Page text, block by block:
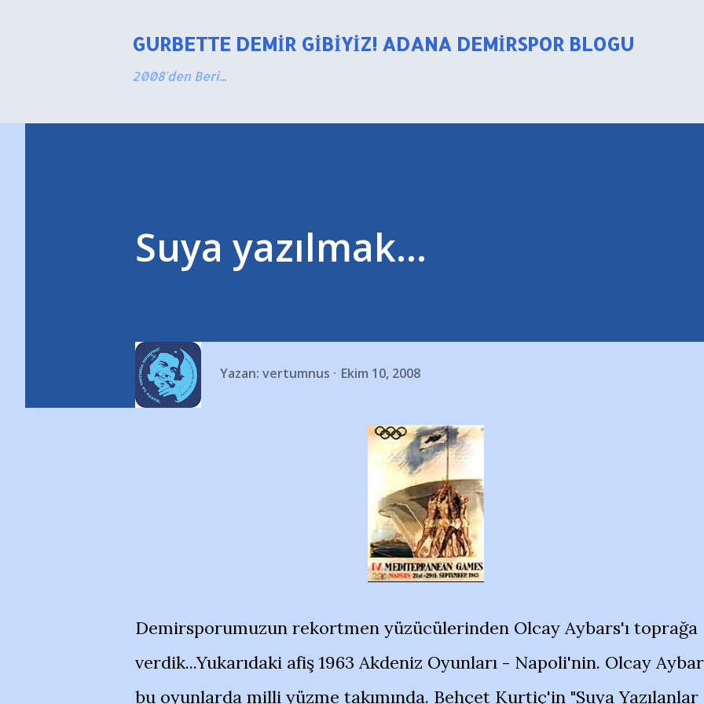
GURBETTE DEMIR GIBIYIZ! ADANA DEMIRSPOR BLOGU
2008'den Beri...
Suya yazılmak...
Yazan: vertumnus Ekim 10, 2008
Demirsporumuzun rekortmen yüzücülerinden Olcay Aybars'ı toprağa
verdik...Yukarıdaki afiş 1963 Akdeniz Oyunları - Napoli'nin. Olcay
bu oyunlarda milli yüzme takımında. Behçet Kurtiç'in "Suya